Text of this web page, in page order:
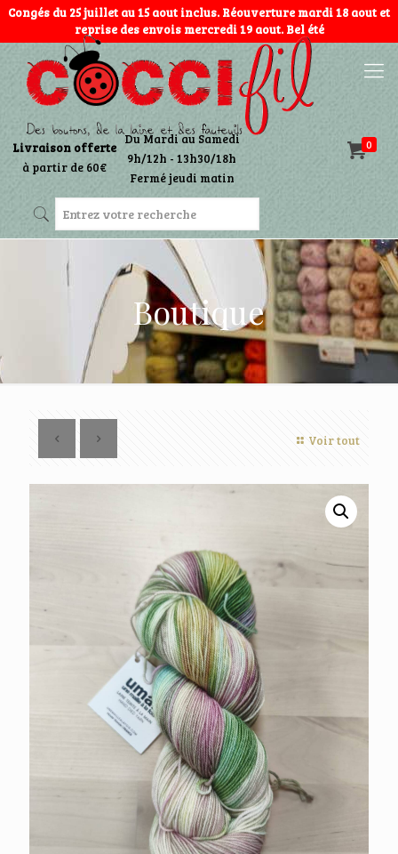
Congés du 25 juillet au 15 aout inclus. Réouverture mardi 18 aout et
reprise des envois mercredi 19 aout. Bel été
0
Livraison offerte
à partir de 60€
Du Mardi au Samedi
9h/12h - 13h30/18h
Fermé jeudi matin
Boutique
Voir tout